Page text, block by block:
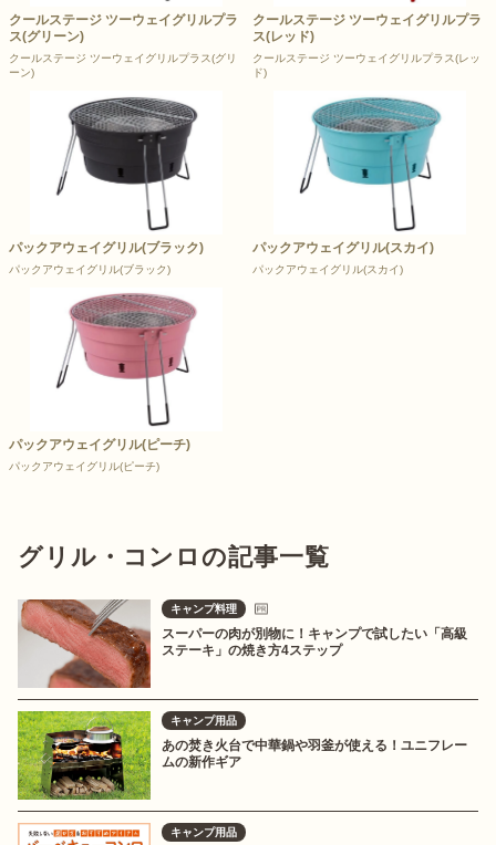
クールステージ ツーウェイグリルプラ
ス(グリーン)
クールステージ ツーウェイグリルプラス(グリ
ーン)
クールステージ ツーウェイグリルプラ
ス(レッド)
クールステージ ツーウェイグリルプラス(レッ
ド)
パックアウェイグリル(ブラック)
パックアウェイグリル(ブラック)
パックアウェイグリル(スカイ)
パックアウェイグリル(スカイ)
パックアウェイグリル(ピーチ)
パックアウェイグリル(ピーチ)
グリル・コンロの記事一覧
キャンプ料理
スーパーの肉が別物に！キャンプで試したい「高級
ステーキ」の焼き方4ステップ
キャンプ用品
あの焚き火台で中華鍋や羽釜が使える！ユニフレー
ムの新作ギア
キャンプ用品